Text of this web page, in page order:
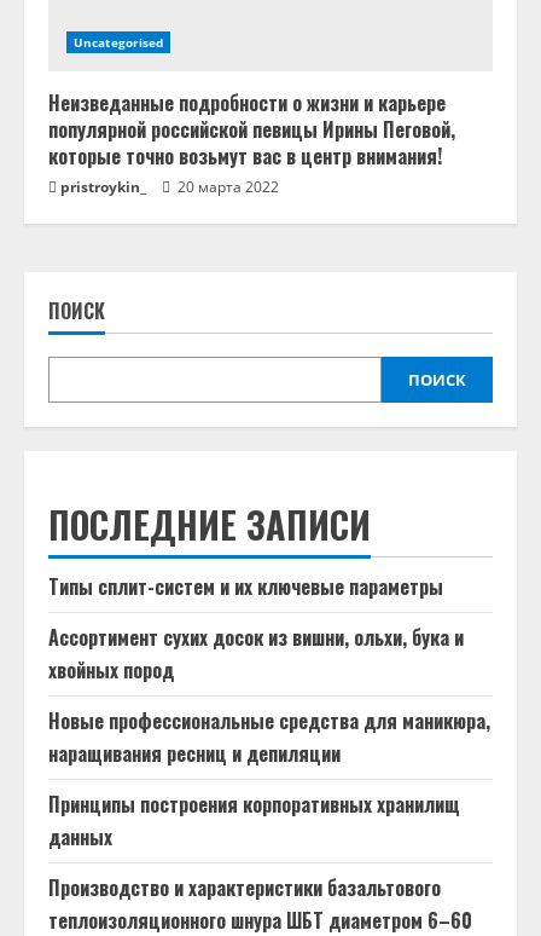
Uncategorised
Неизведанные подробности о жизни и карьере
популярной российской певицы Ирины Пеговой,
которые точно возьмут вас в центр внимания!
pristroykin_ 20 марта 2022
ПОИСК
ПОИСК
ПОСЛЕДНИЕ ЗАПИСИ
Типы сплит-систем и их ключевые параметры
Ассортимент сухих досок из вишни, ольхи, бука и
хвойных пород
Новые профессиональные средства для маникюра,
наращивания ресниц и депиляции
Принципы построения корпоративных хранилищ
данных
Производство и характеристики базальтового
теплоизоляционного шнура ШБТ диаметром 6–60